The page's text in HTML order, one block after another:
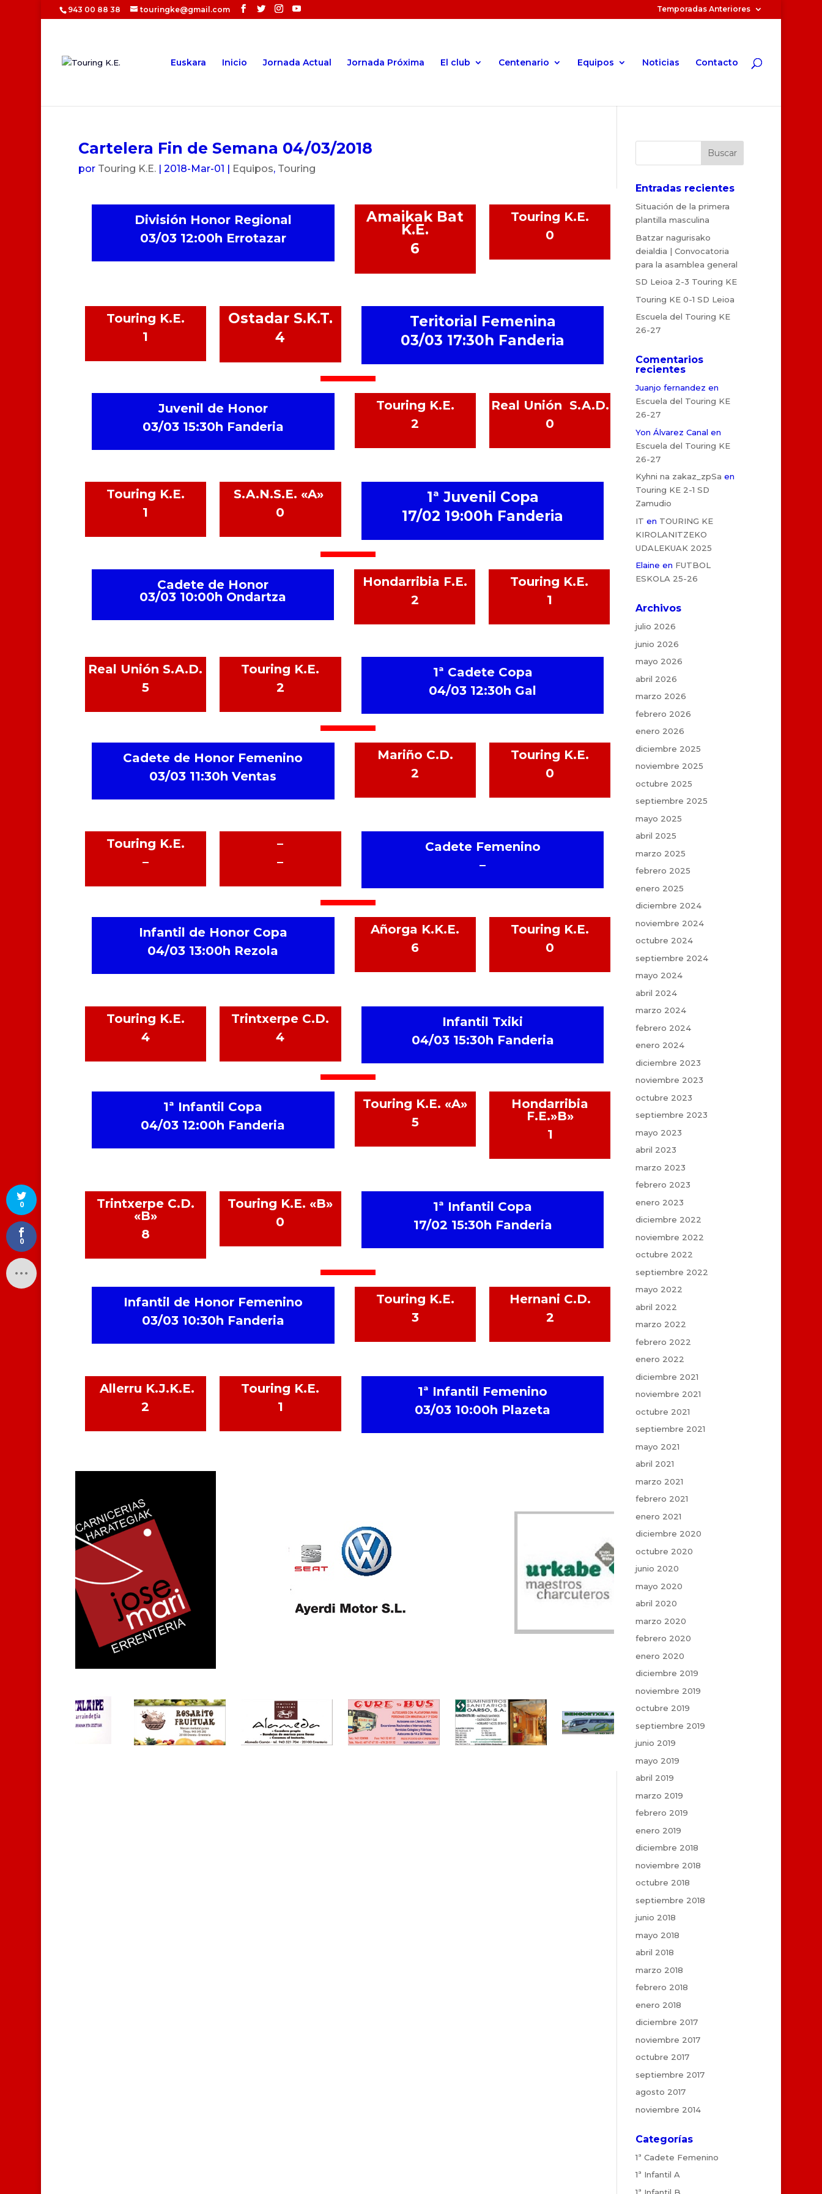
943 00 88 38 touringke@gmail.com Temporadas Anteriores
Euskara Inicio Jornada Actual Jornada Próxima El club Centenario Equipos Noticias Contacto
Cartelera Fin de Semana 04/03/2018
por Touring K.E.| 2018-Mar-01 | Equipos, Touring
División Honor Regional
03/03 12:00h Errotazar
Amaikak Bat
K.E.
6
Touring K.E.
0
Touring K.E.
1
Ostadar S.K.T.
4
Teritorial Femenina
03/03 17:30h Fanderia
Juvenil de Honor
03/03 15:30h Fanderia
Touring K.E.
2
Real Unión S.A.D.
0
Touring K.E.
1
S.A.N.S.E. «A»
0
1ª Juvenil Copa
17/02 19:00h Fanderia
Cadete de Honor
03/03 10:00h Ondartza
Hondarribia F.E.
2
Touring K.E.
1
Real Unión S.A.D.
5
Touring K.E.
2
1ª Cadete Copa
04/03 12:30h Gal
Cadete de Honor Femenino
03/03 11:30h Ventas
Mariño C.D.
2
Touring K.E.
0
Touring K.E.
–
–
–
Cadete Femenino
–
Infantil de Honor Copa
04/03 13:00h Rezola
Añorga K.K.E.
6
Touring K.E.
0
Touring K.E.
4
Trintxerpe C.D.
4
Infantil Txiki
04/03 15:30h Fanderia
1ª Infantil Copa
04/03 12:00h Fanderia
Touring K.E. «A»
5
Hondarribia
F.E.»B»
1
Trintxerpe C.D.
«B»
8
Touring K.E. «B»
0
1ª Infantil Copa
17/02 15:30h Fanderia
Infantil de Honor Femenino
03/03 10:30h Fanderia
Touring K.E.
3
Hernani C.D.
2
Allerru K.J.K.E.
2
Touring K.E.
1
1ª Infantil Femenino
03/03 10:00h Plazeta
Entradas recientes
Situación de la primera
plantilla masculina
Batzar nagurisako
deialdia | Convocatoria
para la asamblea general
SD Leioa 2-3 Touring KE
Touring KE 0-1 SD Leioa
Escuela del Touring KE
26-27
Comentarios
recientes
Juanjo fernandez en
Escuela del Touring KE
26-27
Yon Álvarez Canal en
Escuela del Touring KE
26-27
Kyhni na zakaz_zpSa en
Touring KE 2-1 SD
Zamudio
IT en TOURING KE
KIROLANITZEKO
UDALEKUAK 2025
Elaine en FUTBOL
ESKOLA 25-26
Archivos
julio 2026
junio 2026
mayo 2026
abril 2026
marzo 2026
febrero 2026
enero 2026
diciembre 2025
noviembre 2025
octubre 2025
septiembre 2025
mayo 2025
abril 2025
marzo 2025
febrero 2025
enero 2025
diciembre 2024
noviembre 2024
octubre 2024
septiembre 2024
mayo 2024
abril 2024
marzo 2024
febrero 2024
enero 2024
diciembre 2023
noviembre 2023
octubre 2023
septiembre 2023
mayo 2023
abril 2023
marzo 2023
febrero 2023
enero 2023
diciembre 2022
noviembre 2022
octubre 2022
septiembre 2022
mayo 2022
abril 2022
marzo 2022
febrero 2022
enero 2022
diciembre 2021
noviembre 2021
octubre 2021
septiembre 2021
mayo 2021
abril 2021
marzo 2021
febrero 2021
enero 2021
diciembre 2020
octubre 2020
junio 2020
mayo 2020
abril 2020
marzo 2020
febrero 2020
enero 2020
diciembre 2019
noviembre 2019
octubre 2019
septiembre 2019
junio 2019
mayo 2019
abril 2019
marzo 2019
febrero 2019
enero 2019
diciembre 2018
noviembre 2018
octubre 2018
septiembre 2018
junio 2018
mayo 2018
abril 2018
marzo 2018
febrero 2018
enero 2018
diciembre 2017
noviembre 2017
octubre 2017
septiembre 2017
agosto 2017
noviembre 2014
Categorías
1ª Cadete Femenino
1ª Infantil A
1ª Infantil B
0
0